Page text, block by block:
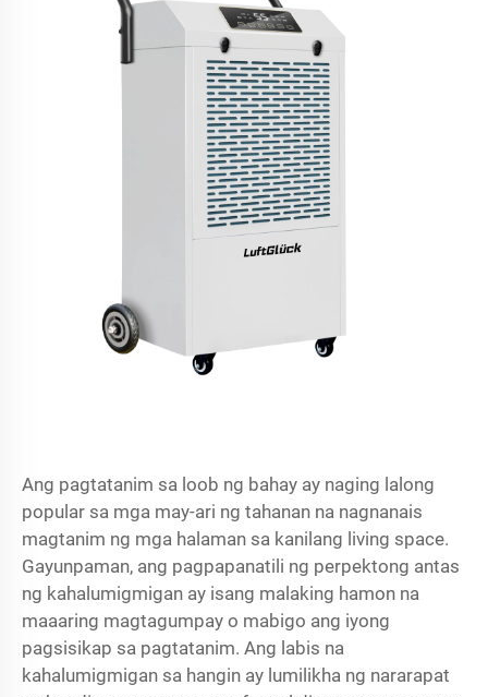
Ang pagtatanim sa loob ng bahay ay naging lalong
popular sa mga may-ari ng tahanan na nagnanais
magtanim ng mga halaman sa kanilang living space.
Gayunpaman, ang pagpapanatili ng perpektong antas
ng kahalumigmigan ay isang malaking hamon na
maaaring magtagumpay o mabigo ang iyong
pagsisikap sa pagtatanim. Ang labis na
kahalumigmigan sa hangin ay lumilikha ng nararapat